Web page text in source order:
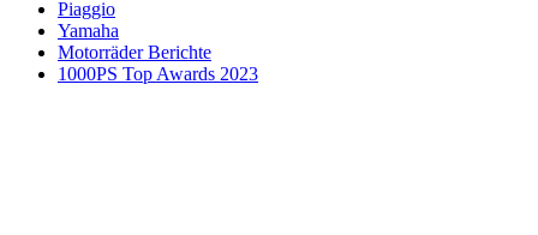
Piaggio
Yamaha
Motorräder Berichte
1000PS Top Awards 2023